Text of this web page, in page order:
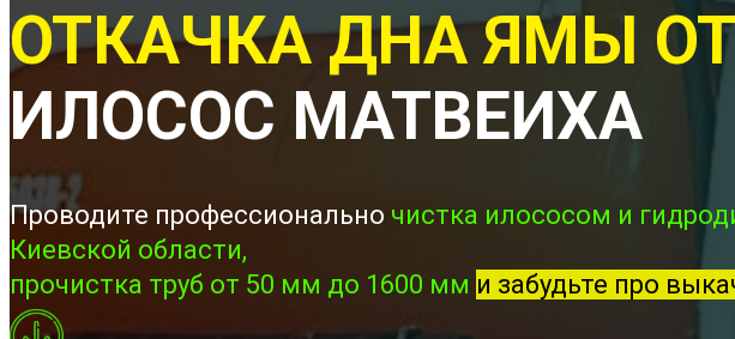
ОТКАЧКА ДНА ЯМЫ
ИЛОСОС МАТВЕИХА
Проводите профессионально чистка илососом и
Киевской области,
прочистка труб от 50 мм до 1600 мм и забудьте про